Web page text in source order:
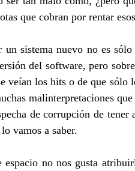
que cobran por rentar
sistema nuevo no es
del software, pero
veían los hits o de que sólo
malinterpretaciones
de corrupción de
vamos a saber.
espacio no nos gusta